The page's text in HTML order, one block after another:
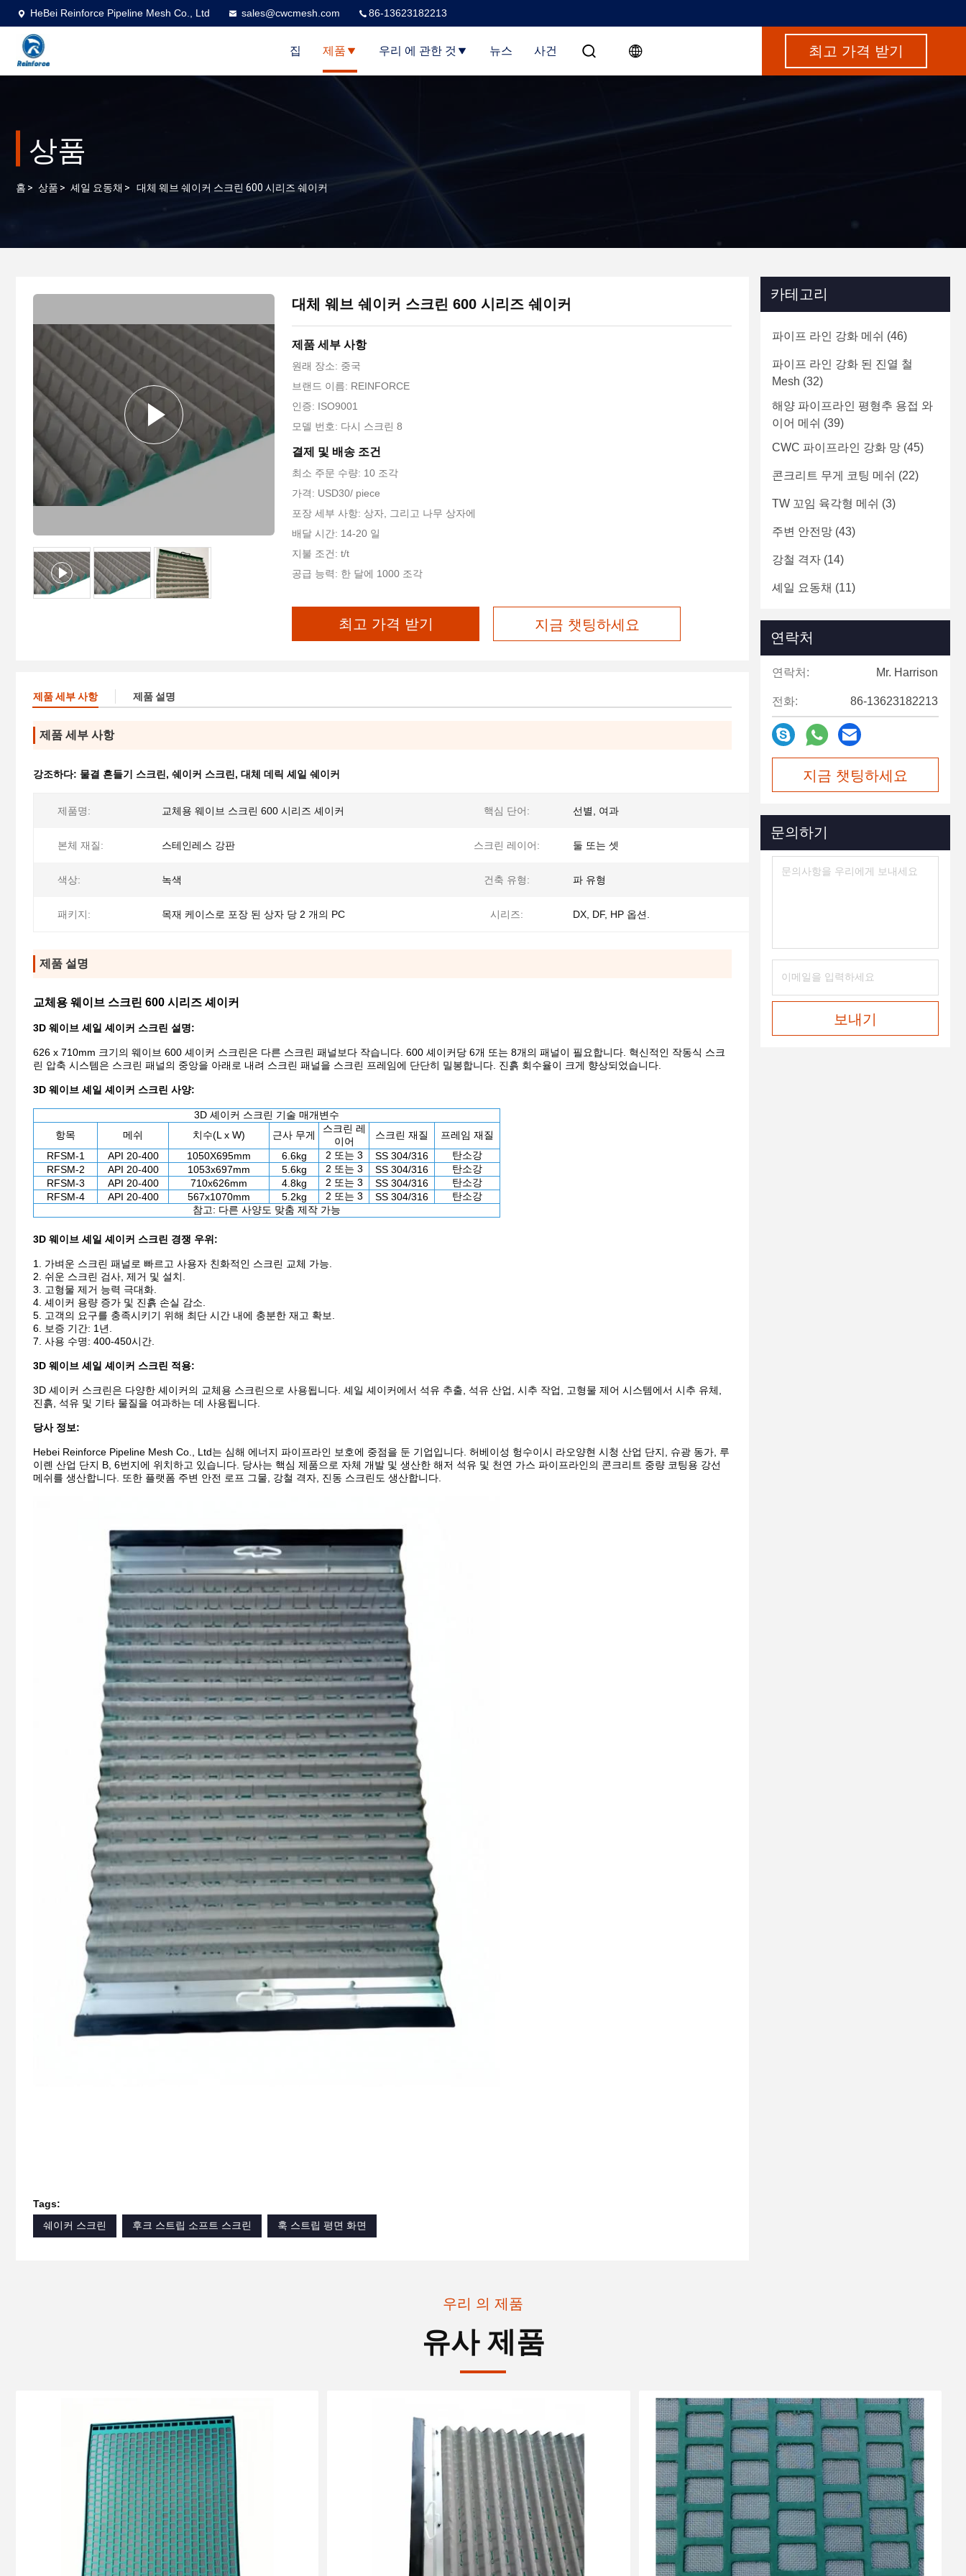
HeBei Reinforce Pipeline Mesh Co., Ltd sales@cwcmesh.com 86-13623182213
집 제품 우리 에 관한 것 뉴스 사건 최고 가격 받기
상품
홈 > 상품 > 셰일 요동채 > 대체 웨브 쉐이커 스크린 600 시리즈 쉐이커
대체 웨브 쉐이커 스크린 600 시리즈 쉐이커
제품 세부 사항
원래 장소: 중국
브랜드 이름: REINFORCE
인증: ISO9001
모델 번호: 다시 스크린 8
결제 및 배송 조건
최소 주문 수량: 10 조각
가격: USD30/ piece
포장 세부 사항: 상자, 그리고 나무 상자에
배달 시간: 14-20 일
지불 조건: t/t
공급 능력: 한 달에 1000 조각
최고 가격 받기 지금 챗팅하세요
제품 세부 사항 제품 설명
제품 세부 사항
강조하다: 물결 흔들기 스크린, 쉐이커 스크린, 대체 데릭 셰일 쉐이커
제품명: 교체용 웨이브 스크린 600 시리즈 셰이커 핵심 단어: 선별, 여과
본체 재질: 스테인레스 강판 스크린 레이어: 둘 또는 셋
색상: 녹색 건축 유형: 파 유형
패키지: 목재 케이스로 포장 된 상자 당 2 개의 PC 시리즈: DX, DF, HP 옵션.
제품 설명
교체용 웨이브 스크린 600 시리즈 셰이커
3D 웨이브 셰일 셰이커 스크린 설명:
626 x 710mm 크기의 웨이브 600 셰이커 스크린은 다른 스크린 패널보다 작습니다. 600 셰이커당 6개 또는 8개의 패널이 필요합니다. 혁신적인 작동식 스크
린 압축 시스템은 스크린 패널의 중앙을 아래로 내려 스크린 패널을 스크린 프레임에 단단히 밀봉합니다. 진흙 회수율이 크게 향상되었습니다.
3D 웨이브 셰일 셰이커 스크린 사양:
3D 셰이커 스크린 기술 매개변수
항목
메쉬 치수(L x W) 근사 무게
스크린 레
이어
스크린 재질
프레임 재질
RFSM-1
API 20-400 1050X695mm 6.6kg 2 또는 3 SS 304/316
탄소강
RFSM-2
API 20-400 1053x697mm 5.6kg 2 또는 3 SS 304/316
탄소강
RFSM-3
API 20-400 710x626mm 4.8kg 2 또는 3 SS 304/316
탄소강
RFSM-4
API 20-400 567x1070mm 5.2kg 2 또는 3 SS 304/316
탄소강
참고: 다른 사양도 맞춤 제작 가능
3D 웨이브 셰일 셰이커 스크린 경쟁 우위:
1. 가벼운 스크린 패널로 빠르고 사용자 친화적인 스크린 교체 가능.
2. 쉬운 스크린 검사, 제거 및 설치.
3. 고형물 제거 능력 극대화.
4. 셰이커 용량 증가 및 진흙 손실 감소.
5. 고객의 요구를 충족시키기 위해 최단 시간 내에 충분한 재고 확보.
6. 보증 기간: 1년.
7. 사용 수명: 400-450시간.
3D 웨이브 셰일 셰이커 스크린 적용:
3D 셰이커 스크린은 다양한 셰이커의 교체용 스크린으로 사용됩니다. 셰일 셰이커에서 석유 추출, 석유 산업, 시추 작업, 고형물 제어 시스템에서 시추 유체,
진흙, 석유 및 기타 물질을 여과하는 데 사용됩니다.
당사 정보:
Hebei Reinforce Pipeline Mesh Co., Ltd는 심해 에너지 파이프라인 보호에 중점을 둔 기업입니다. 허베이성 헝수이시 라오양현 시청 산업 단지, 슈광 동가, 루
이롄 산업 단지 B, 6번지에 위치하고 있습니다. 당사는 핵심 제품으로 자체 개발 및 생산한 해저 석유 및 천연 가스 파이프라인의 콘크리트 중량 코팅용 강선
메쉬를 생산합니다. 또한 플랫폼 주변 안전 로프 그물, 강철 격자, 진동 스크린도 생산합니다.
Tags:
쉐이커 스크린
후크 스트립 소프트 스크린 훅 스트립 평면 화면
카테고리
파이프 라인 강화 메쉬 (46)
파이프 라인 강화 된 진열 철
Mesh (32)
해양 파이프라인 평형추 용접 와
이어 메쉬 (39)
CWC 파이프라인 강화 망 (45)
콘크리트 무게 코팅 메쉬 (22)
TW 꼬임 육각형 메쉬 (3)
주변 안전망 (43)
강철 격자 (14)
셰일 요동채 (11)
연락처
연락처: Mr. Harrison
전화: 86-13623182213
지금 챗팅하세요
문의하기
보내기
우리 의 제품
유사 제품